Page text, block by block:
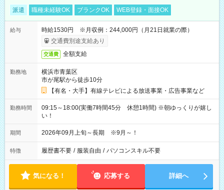
派遣 職種未経験OK ブランクOK WEB登録・面接OK
給与
時給1530円 ※月収例：244,000円（月21日就業の際）
交通費別途支給あり
交通費 全額支給
勤務地
横浜市青葉区
市が尾駅から徒歩10分
【有名・大手】有線テレビによる放送事業・広告事業など
勤務時間
09:15～18:00(実働7時間45分 休憩1時間) ※朝ゆっくりが嬉し
い！
期間 2026年09月上旬～長期 ※9月～！
特徴 履歴書不要 / 服装自由 / パソコンスキル不要
気になる！ 応募する 詳細へ